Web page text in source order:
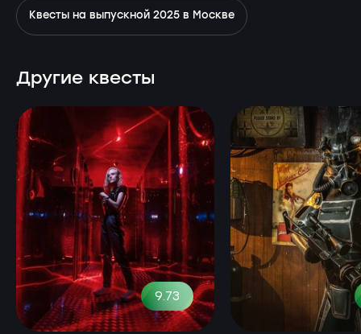
Квесты на выпускной 2025 в Москве
Другие квесты
9.73